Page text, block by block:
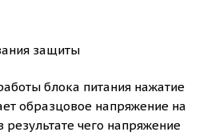
защиты
блока питания нажатие
образцовое напряжение на
чего напряжение